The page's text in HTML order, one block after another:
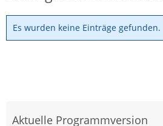
Es wurden keine Einträge gefunden.
Aktuelle Programmversion